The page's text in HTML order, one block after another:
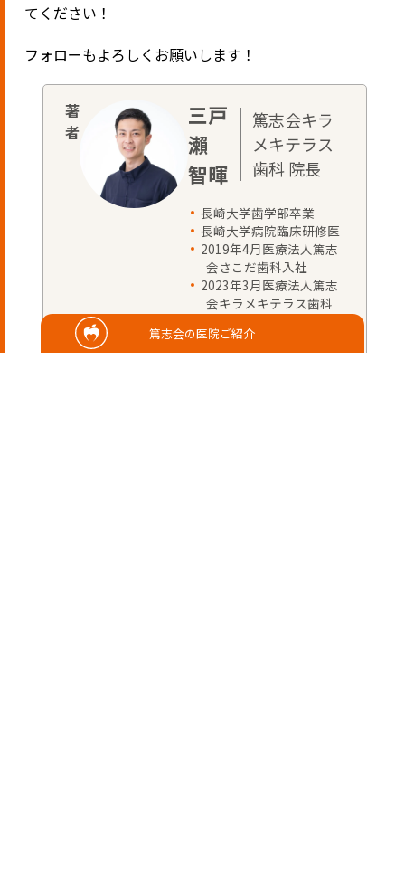
篤志会の医院ご紹介
てください！
フォローもよろしくお願いします！
三戸
瀨
智暉
篤志会キラ
メキテラス
歯科 院長
長崎大学歯学部卒業
長崎大学病院臨床研修医
2019年4月医療法人篤志
会さこだ歯科入社
2023年3月医療法人篤志
会キラメキテラス歯科